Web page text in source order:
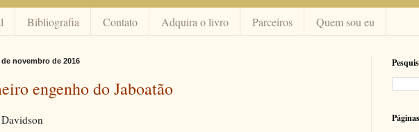
Bibliografia Contato Adquira o livro Parceiros Quem sou eu
novembro de 2016
engenho do Jaboatão
Páginas